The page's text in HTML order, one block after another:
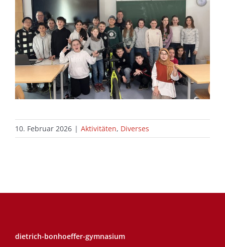
10. Februar 2026 | Aktivitäten, Diverses
dietrich-bonhoeffer-gymnasium